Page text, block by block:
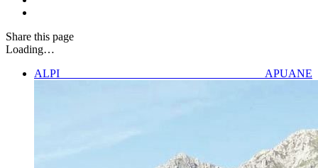
Share this page
Loading…
ALPI APUANE